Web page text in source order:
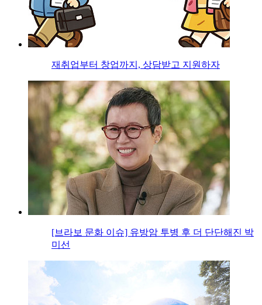
재취업부터 창업까지, 상담받고 지원하자
[브라보 문화 이슈] 유방암 투병 후 더 단단해진 박
미선